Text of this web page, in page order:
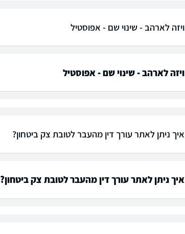
ויזה לארהב - שינוי שם - אפוסטיל
ויזה לארהב - שינוי שם - אפוסטיל
איך ניתן לאתר עורך דין מהעבר לטובת צק ביטחון?
איך ניתן לאתר עורך דין מהעבר לטובת צק ביטחון?